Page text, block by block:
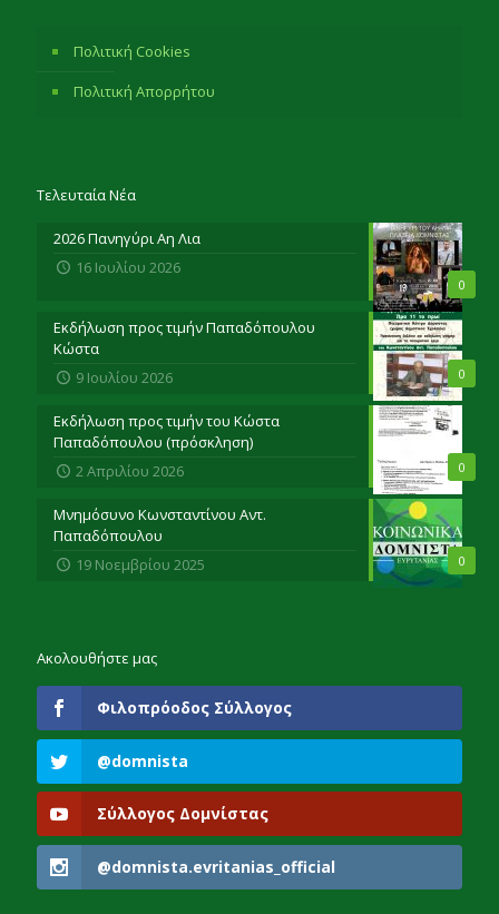
Πολιτική Cookies
Πολιτική Απορρήτου
Τελευταία Νέα
0
2026 Πανηγύρι Αη Λια
16 Ιουλίου 2026
0
Εκδήλωση προς τιμήν Παπαδόπουλου
Κώστα
9 Ιουλίου 2026
0
Εκδήλωση προς τιμήν του Κώστα
Παπαδόπουλου (πρόσκληση)
2 Απριλίου 2026
0
Μνημόσυνο Κωνσταντίνου Αντ.
Παπαδόπουλου
19 Νοεμβρίου 2025
Ακολουθήστε μας
Φιλοπρόοδος Σύλλογος
@domnista
Σύλλογος Δομνίστας
@domnista.evritanias_official